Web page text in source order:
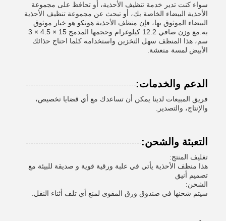
سواء كنت تدير خدمة تنظيف الأحذية، أو تحافظ على مجموعة
الأحذية البيضاء الخاصة بك، أو تبحث عن مجموعة تنظيف الأحذية
البيضاء الموثوق بها، فإن منظف الأحذية هونكو هو خيار موثوق
به.مع وزن صافي 12.2 كيلوغرام وحجمها المدمج 15 × 4.5 × 3
سم، هذا المنظف سهل التخزين واستخدامه كلما احتاج حذائك
الأبيض لمسة منعشة.
الدعم والخدمات:
فريق المبيعات لدينا يمكن أن تساعدك مع أي قضايا تخصيص،
والإنتاج، والتصدير.
التعبئة والشحن:
تغليف المنتج:
هذا منظف الأحذية يأتي في علبة ورقية قوية و صديقة للبيئة مع
تصميم أنيق
الشحن:
سيتم شحنها في صندوق ورق المقوى لمنع أي تلف أثناء النقل.